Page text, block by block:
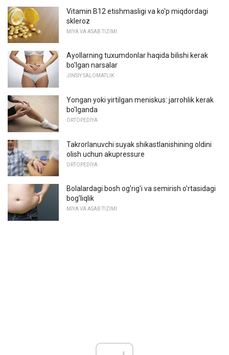
Vitamin B12 etishmasligi va ko'p miqdordagi
skleroz
MIYA VA ASAB TIZIMI
Ayollarning tuxumdonlar haqida bilishi kerak
bo'lgan narsalar
JINSIY SALOMATLIK
Yongan yoki yirtilgan meniskus: jarrohlik kerak
bo'lganda
ORTOPEDIYA
Takrorlanuvchi suyak shikastlanishining oldini
olish uchun akupressure
ORTOPEDIYA
Bolalardagi bosh og'rig'i va semirish o'rtasidagi
bog'liqlik
MIYA VA ASAB TIZIMI